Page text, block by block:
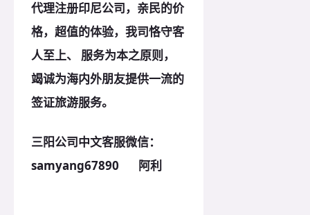
代理注册印尼公司，亲民的价
格，超值的体验，我司恪守客
人至上、 服务为本之原则，
竭诚为海内外朋友提供一流的
签证旅游服务。
三阳公司中文客服微信：
samyang67890 阿利